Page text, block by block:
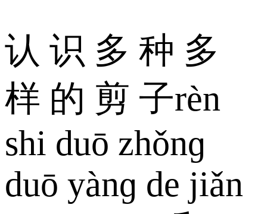
认 识 多 种 多
样 的 剪 子rèn
shi duō zhǒnɡ
duō yànɡ de jiǎn